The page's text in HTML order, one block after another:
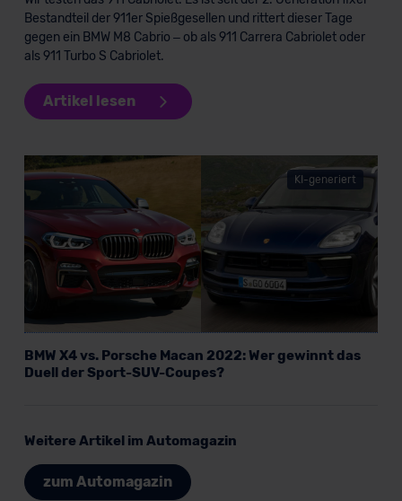
Grundlage eines Angemessenheitsbeschlusses der EU-
Kommission (Art. 45 Abs. 1 DSGVO), von
Standarddatenschutzklauseln (Art. 46 Abs. 2 lit. c
erteilen. Nähere Informationen zu den bestehenden
Datenschutzklauseln können Sie über den Kontakt zu
datenschutz@meinauto.de anfordern.
Datenschutzerklärung Impressum
Bestandteil der 911er Spießgesellen und rittert dieser Tage
gegen ein BMW M8 Cabrio – ob als 911 Carrera Cabriolet oder
als 911 Turbo S Cabriolet.
Artikel lesen
KI-generiert
BMW X4 vs. Porsche Macan 2022: Wer gewinnt das
Duell der Sport-SUV-Coupes?
Weitere Artikel im Automagazin
zum Automagazin